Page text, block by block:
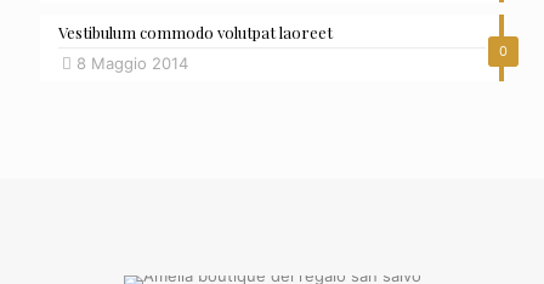
0
Vestibulum commodo volutpat laoreet
8 Maggio 2014